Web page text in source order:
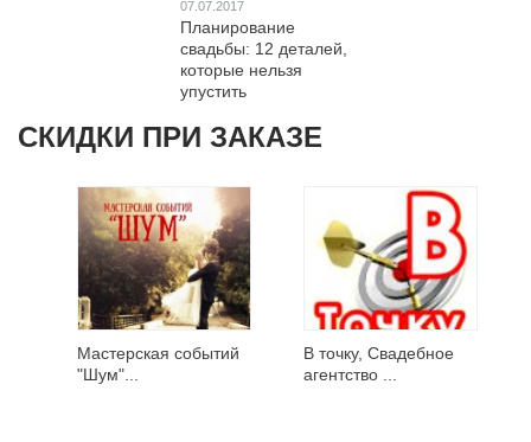
07.07.2017
Планирование
свадьбы: 12 деталей,
которые нельзя
упустить
СКИДКИ ПРИ ЗАКАЗЕ
Мастерская событий
"Шум"...
В точку, Свадебное
агентство ...